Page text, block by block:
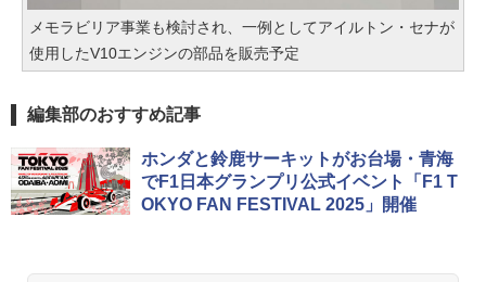
メモラビリア事業も検討され、一例としてアイルトン・セナが
使用したV10エンジンの部品を販売予定
編集部のおすすめ記事
ホンダと鈴鹿サーキットがお台場・青海
でF1日本グランプリ公式イベント「F1 T
OKYO FAN FESTIVAL 2025」開催